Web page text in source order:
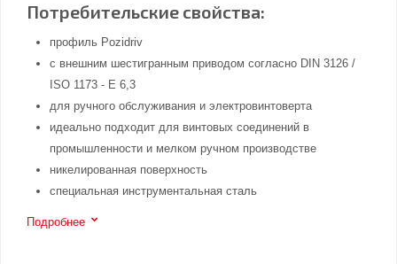
Потребительские свойства:
профиль Pozidriv
с внешним шестигранным приводом согласно DIN 3126 /
ISO 1173 - E 6,3
для ручного обслуживания и электровинтоверта
идеально подходит для винтовых соединений в
промышленности и мелком ручном производстве
никелированная поверхность
специальная инструментальная сталь
Подробнее